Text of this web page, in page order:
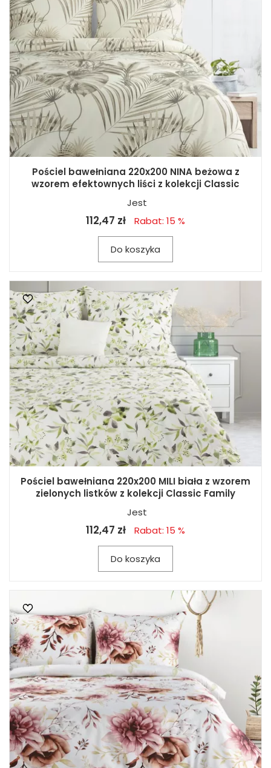
Pościel bawełniana 220x200 NINA beżowa z
wzorem efektownych liści z kolekcji Classic
Jest
112,47 zł Rabat: 15 %
Do koszyka
Pościel bawełniana 220x200 MILI biała z wzorem
zielonych listków z kolekcji Classic Family
Jest
112,47 zł Rabat: 15 %
Do koszyka